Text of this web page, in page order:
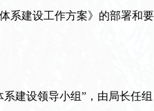
系建设工作方案》的部署和要
建设领导小组”，由局长任组